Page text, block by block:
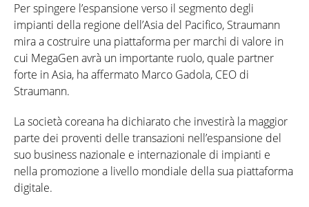
Per spingere l’espansione verso il segmento degli
impianti della regione dell’Asia del Pacifico, Straumann
mira a costruire una piattaforma per marchi di valore in
cui MegaGen avrà un importante ruolo, quale partner
forte in Asia, ha affermato Marco Gadola, CEO di
Straumann.
La società coreana ha dichiarato che investirà la maggior
parte dei proventi delle transazioni nell’espansione del
suo business nazionale e internazionale di impianti e
nella promozione a livello mondiale della sua piattaforma
digitale.